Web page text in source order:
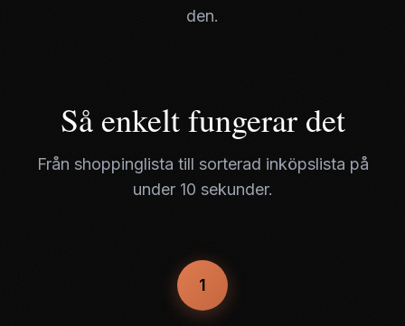
den.
Så enkelt fungerar det
Från shoppinglista till sorterad inköpslista på
under 10 sekunder.
1